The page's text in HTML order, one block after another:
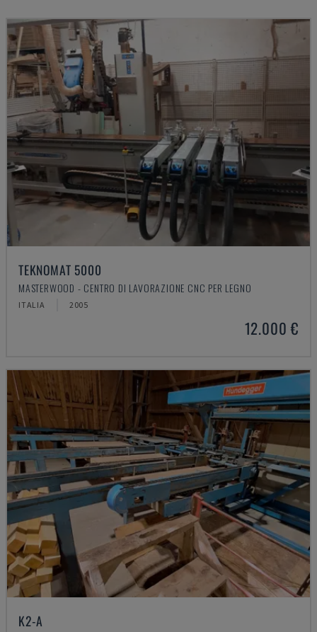
TEKNOMAT 5000
MASTERWOOD - CENTRO DI LAVORAZIONE CNC PER LEGNO
ITALIA 2005
12.000 €
K2-A